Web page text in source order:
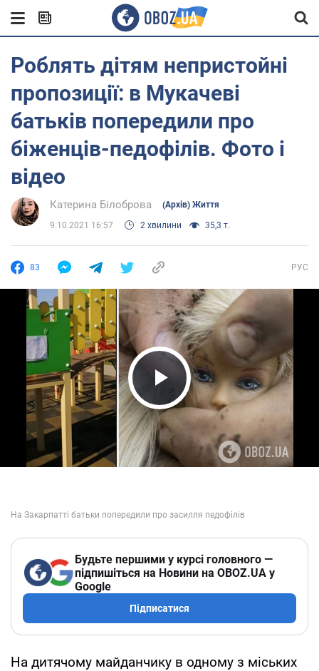
Роблять дітям непристойні
пропозиції: в Мукачеві
батьків попередили про
біженців-педофілів. Фото і
відео
Катерина Білоброва (Архів) Життя
9.10.2021 16:57 2 хвилини 35,3 т.
83 РУС
Play Video
Будьте першими у курсі головного —
підпишіться на Новини на OBOZ.UA у
Google
Підписатися
На дитячому майданчику в одному з міських